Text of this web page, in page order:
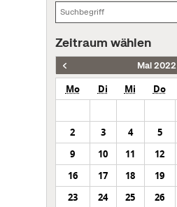
Zeitraum wählen
Mai 2022
Mo Di Mi Do
2
3 4 5
9
10 11 12
16
17 18 19
23
24 25 26